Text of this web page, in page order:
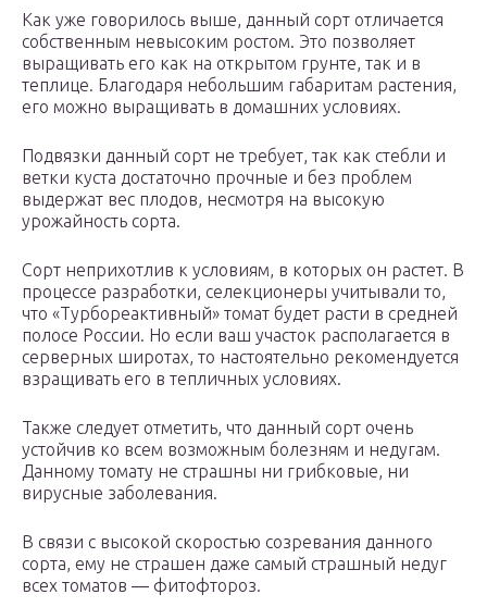
Как уже говорилось выше, данный сорт отличается
собственным невысоким ростом. Это позволяет
выращивать его как на открытом грунте, так и в
теплице. Благодаря небольшим габаритам растения,
его можно выращивать в домашних условиях.
Подвязки данный сорт не требует, так как стебли и
ветки куста достаточно прочные и без проблем
выдержат вес плодов, несмотря на высокую
урожайность сорта.
Сорт неприхотлив к условиям, в которых он растет. В
процессе разработки, селекционеры учитывали то,
что «Турбореактивный» томат будет расти в средней
полосе России. Но если ваш участок располагается в
серверных широтах, то настоятельно рекомендуется
взращивать его в тепличных условиях.
Также следует отметить, что данный сорт очень
устойчив ко всем возможным болезням и недугам.
Данному томату не страшны ни грибковые, ни
вирусные заболевания.
В связи с высокой скоростью созревания данного
сорта, ему не страшен даже самый страшный недуг
всех томатов — фитофтороз.